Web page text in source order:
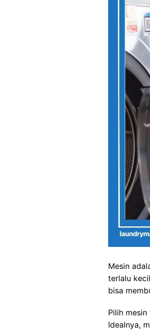
Mesin
terlalu
bisa
Pilih
Idealnya,